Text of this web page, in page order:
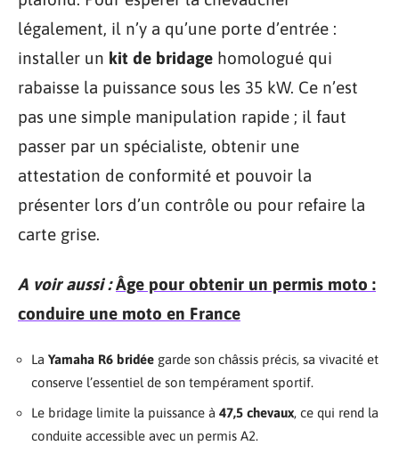
légalement, il n’y a qu’une porte d’entrée :
installer un kit de bridage homologué qui
rabaisse la puissance sous les 35 kW. Ce n’est
pas une simple manipulation rapide ; il faut
passer par un spécialiste, obtenir une
attestation de conformité et pouvoir la
présenter lors d’un contrôle ou pour refaire la
carte grise.
A voir aussi : Âge pour obtenir un permis moto :
conduire une moto en France
La Yamaha R6 bridée garde son châssis précis, sa vivacité et
conserve l’essentiel de son tempérament sportif.
Le bridage limite la puissance à 47,5 chevaux, ce qui rend la
conduite accessible avec un permis A2.